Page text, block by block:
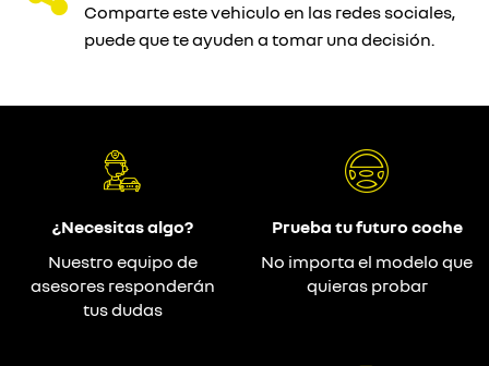
Comparte este vehiculo en las redes sociales,
puede que te ayuden a tomar una decisión.
¿Necesitas algo?
Nuestro equipo de
asesores responderán
tus dudas
Prueba tu futuro coche
No importa el modelo que
quieras probar